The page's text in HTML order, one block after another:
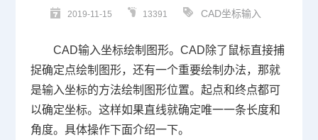
2019-11-15 13391 CAD坐标输入
CAD输入坐标绘制图形。 CAD除了鼠标直接捕
捉确定点绘制图形，还有一个重要绘制办法，那就
是输入坐标的方法绘制图形位置。起点和终点都可
以确定坐标。这样如果直线就确定唯一一条长度和
角度。具体操作下面介绍一下。